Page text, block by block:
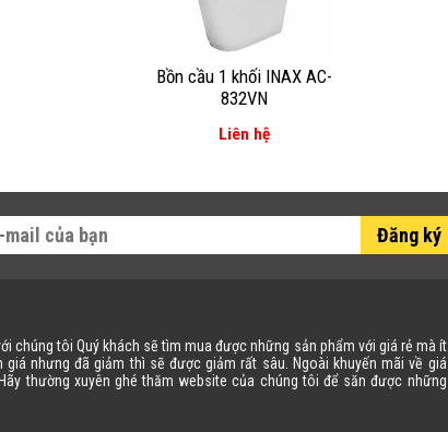
Bồn cầu 1 khối INAX AC-
832VN
Liên hệ
Đăng ký
chúng tôi Quý khách sẽ tìm mua được những sản phẩm với giá rẻ mà ít
nhưng đã giảm thì sẽ được giảm rất sâu. Ngoài khuyến mãi về giá
thường xuyên ghé thăm website của chúng tôi để săn được những